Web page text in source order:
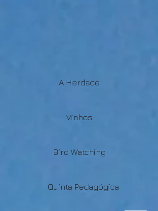
A Herdade
Vinhos
Bird Watching
Quinta Pedagógica